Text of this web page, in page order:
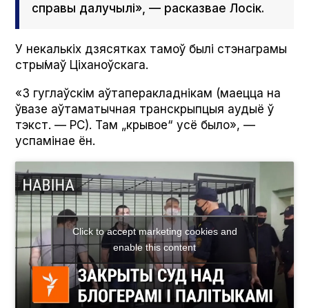
справы далучылі», — расказвае Лосік.
У некалькіх дзясятках тамоў былі стэнаграмы
стры́маў Ціханоўскага.
«З гуглаўскім аўтаперакладнікам (маецца на
ўвазе аўтаматычная транскрыпцыя аудыё ў
тэкст. — РС). Там „крывое“ усё было», —
успамінае ён.
Click to accept marketing cookies and
enable this content